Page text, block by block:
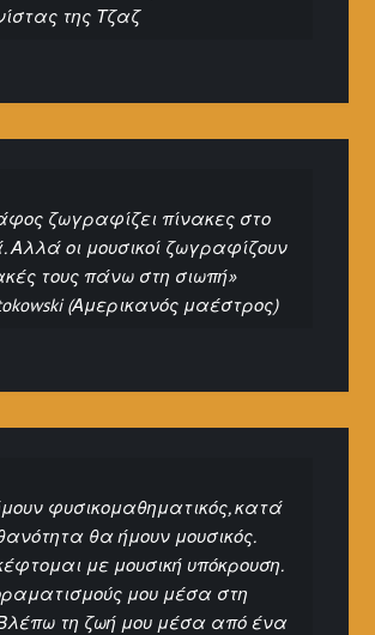
της Τζαζ
ζωγραφίζει πίνακες στο
Αλλά οι μουσικοί ζωγραφίζουν
τους πάνω στη σιωπή»
(Αμερικανός μαέστρος)
φυσικομαθηματικός, κατά
θα ήμουν μουσικός.
με μουσική υπόκρουση.
μου μέσα στη
Βλέπω τη ζωή μου μέσα από ένα